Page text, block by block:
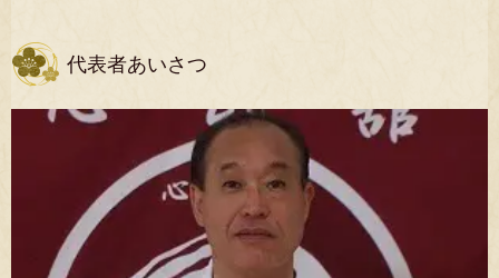
代表者あいさつ